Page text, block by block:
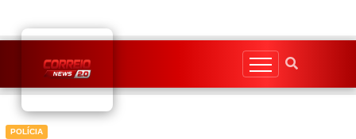
content
POLÍCIA